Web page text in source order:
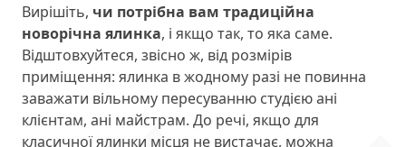
Вирішіть, чи потрібна вам традиційна
новорічна ялинка, і якщо так, то яка саме.
Відштовхуйтеся, звісно ж, від розмірів
приміщення: ялинка в жодному разі не повинна
заважати вільному пересуванню студією ані
клієнтам, ані майстрам. До речі, якщо для
класичної ялинки місця не вистачає, можна